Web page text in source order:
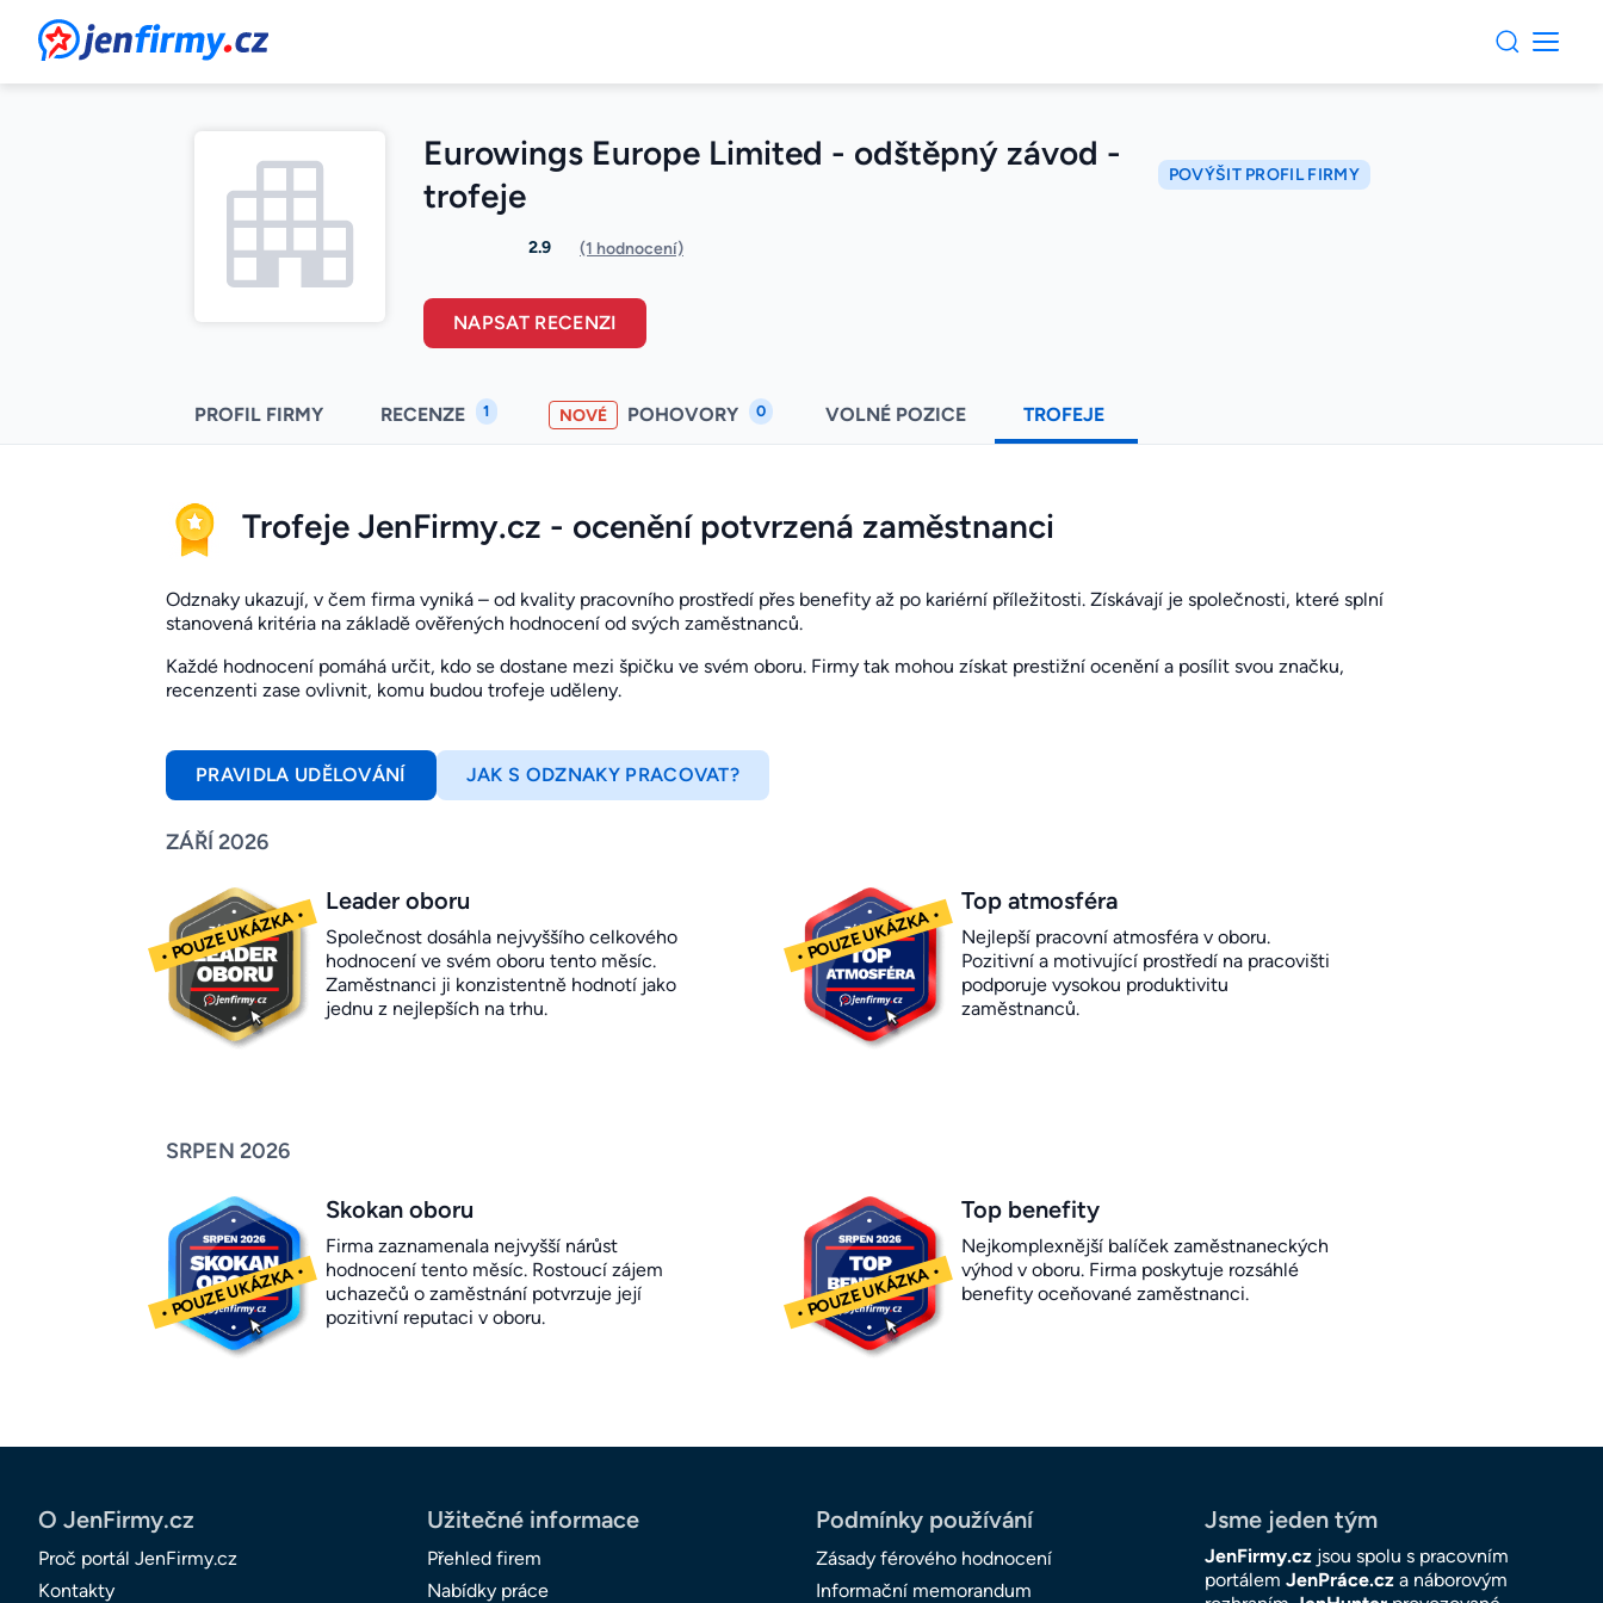
JenFirmy.cz
Eurowings Europe Limited - odštěpný závod -
trofeje
POVÝŠIT PROFIL FIRMY
2.9 (1 hodnocení)
NAPSAT RECENZI
PROFIL FIRMY RECENZE 1 NOVÉ POHOVORY 0 VOLNÉ POZICE TROFEJE
Trofeje JenFirmy.cz - ocenění potvrzená zaměstnanci
Odznaky ukazují, v čem firma vyniká – od kvality pracovního prostředí přes benefity až po kariérní příležitosti. Získávají je společnosti, které splní
stanovená kritéria na základě ověřených hodnocení od svých zaměstnanců.
Každé hodnocení pomáhá určit, kdo se dostane mezi špičku ve svém oboru. Firmy tak mohou získat prestižní ocenění a posílit svou značku,
recenzenti zase ovlivnit, komu budou trofeje uděleny.
PRAVIDLA UDĚLOVÁNÍ JAK S ODZNAKY PRACOVAT?
ZÁŘÍ 2026
Leader oboru
Společnost dosáhla nejvyššího celkového
hodnocení ve svém oboru tento měsíc.
Zaměstnanci ji konzistentně hodnotí jako
jednu z nejlepších na trhu.
Top atmosféra
Nejlepší pracovní atmosféra v oboru.
Pozitivní a motivující prostředí na pracovišti
podporuje vysokou produktivitu
zaměstnanců.
SRPEN 2026
Skokan oboru
Firma zaznamenala nejvyšší nárůst
hodnocení tento měsíc. Rostoucí zájem
uchazečů o zaměstnání potvrzuje její
pozitivní reputaci v oboru.
Top benefity
Nejkomplexnější balíček zaměstnaneckých
výhod v oboru. Firma poskytuje rozsáhlé
benefity oceňované zaměstnanci.
O JenFirmy.cz
Proč portál JenFirmy.cz
Kontakty
Užitečné informace
Přehled firem
Nabídky práce
Podmínky používání
Zásady férového hodnocení
Informační memorandum
Jsme jeden tým
JenFirmy.cz jsou spolu s pracovním
portálem JenPráce.cz a náborovým